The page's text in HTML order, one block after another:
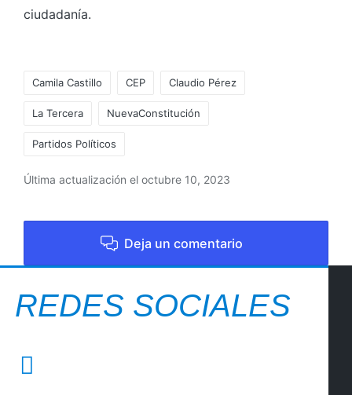
ciudadanía.
Camila Castillo CEP Claudio Pérez
La Tercera NuevaConstitución
Partidos Políticos
Última actualización el octubre 10, 2023
Deja un comentario
REDES SOCIALES